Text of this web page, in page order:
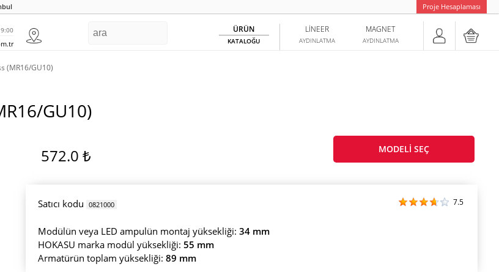
Proje Hesaplaması
MAGNET
AYDINLATMA
LINEER
AYDINLATMA
ÜRÜN
KATALOĞU
(MR16/GU10)
GU10)
572.0 ₺ MODELI SEÇ
7.5
Satıcı kodu 0821000
Modülün veya LED ampulün montaj yüksekliği: 34 mm
HOKASU marka modül yüksekliği: 55 mm
Armatürün toplam yüksekliği: 89 mm